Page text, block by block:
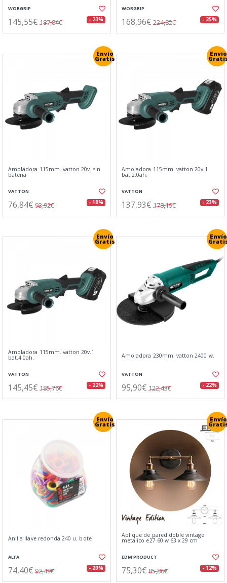
WORGRIP
145,55€ 187,84€ - 23%
WORGRIP
168,96€ 224,82€ - 25%
Envío
Gratis
Amoladora 115mm. vatton 20v. sin
bateria
VATTON
76,84€ 93,92€ - 18%
Envío
Amoladora 115mm. vatton 20v.1
bat.2.0ah.
VATTON
137,93€ 178,19€ - 23%
Envío
Gratis
Amoladora 115mm. vatton 20v.1
bat.4.0ah.
VATTON
145,45€ 185,76€ - 22%
Envío
Amoladora 230mm. vatton 2400 w.
VATTON
95,90€ 122,43€ - 22%
Envío
Gratis
Anilla llave redonda 240 u. bote
ALFA
74,40€ 92,49€ - 20%
Envío
Aplique de pared doble vintage
metalico e27 60 w 63 x 29 cm
EDM PRODUCT
75,30€ 85,86€ - 12%